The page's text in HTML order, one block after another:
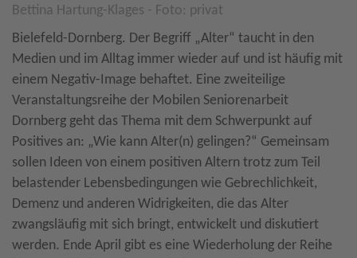
Bettina Hartung-Klages - Foto: privat
Bielefeld-Dornberg. Der Begriff „Alter“ taucht in den
Medien und im Alltag immer wieder auf und ist häufig mit
einem Negativ-Image behaftet. Eine zweiteilige
Veranstaltungsreihe der Mobilen Seniorenarbeit
Dornberg geht das Thema mit dem Schwerpunkt auf
Positives an: „Wie kann Alter(n) gelingen?“ Gemeinsam
sollen Ideen von einem positiven Altern trotz zum Teil
belastender Lebensbedingungen wie Gebrechlichkeit,
Demenz und anderen Widrigkeiten, die das Alter
zwangsläufig mit sich bringt, entwickelt und diskutiert
werden. Ende April gibt es eine Wiederholung der Reihe